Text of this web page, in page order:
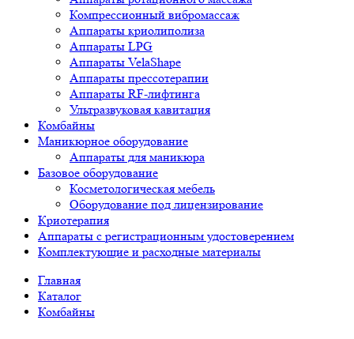
Компрессионный вибромассаж
Аппараты криолиполиза
Аппараты LPG
Аппараты VelaShape
Аппараты прессотерапии
Аппараты RF-лифтинга
Ультразвуковая кавитация
Комбайны
Маникюрное оборудование
Аппараты для маникюра
Базовое оборудование
Косметологическая мебель
Оборудование под лицензирование
Криотерапия
Аппараты c регистрационным удостоверением
Комплектующие и расходные материалы
Главная
Каталог
Комбайны